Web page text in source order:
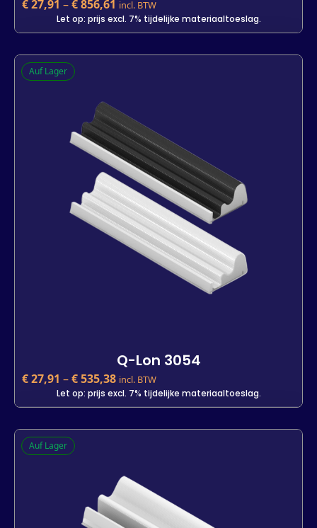
€27,91 –€856,61 incl. BTW
Let op: prijs excl. 7% tijdelijke materiaaltoeslag.
Q-Lon 3034
€27,91 incl. BTW
25 m 7 m 800 m
- +
In den Warenkorb
Auf Lager
Q-Lon 3054
€27,91 –€535,38 incl. BTW
Let op: prijs excl. 7% tijdelijke materiaaltoeslag.
Q-Lon 3054
€27,91 incl. BTW
25 m 500 m
Auf Lager